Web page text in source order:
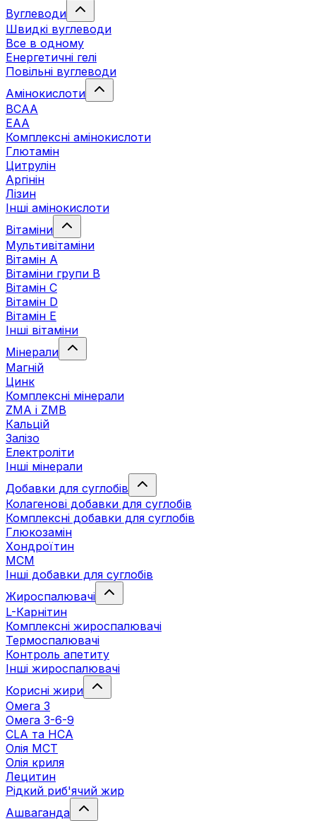
Вуглеводи
Швидкі вуглеводи
Все в одному
Енергетичні гелі
Повільні вуглеводи
Амінокислоти
BCAA
EAA
Комплексні амінокислоти
Глютамін
Цитрулін
Аргінін
Лізин
Інші амінокислоти
Вітаміни
Мультивітаміни
Вітамін А
Вітаміни групи В
Вітамін C
Вітамін D
Вітамін Е
Інші вітаміни
Мінерали
Магній
Цинк
Комплексні мінерали
ZMA і ZMB
Кальцій
Залізо
Електроліти
Інші мінерали
Добавки для суглобів
Колагенові добавки для суглобів
Комплексні добавки для суглобів
Глюкозамін
Хондроїтин
МСМ
Інші добавки для суглобів
Жироспалювачі
L-Карнітин
Комплексні жироспалювачі
Термоспалювачі
Контроль апетиту
Інші жироспалювачі
Корисні жири
Омега 3
Омега 3-6-9
CLA та HCA
Олія МСТ
Олія криля
Лецитин
Рідкий риб'ячий жир
Ашваганда